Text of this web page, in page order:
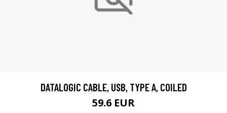
DATALOGIC CABLE, USB, TYPE A, COILED
59.6 EUR